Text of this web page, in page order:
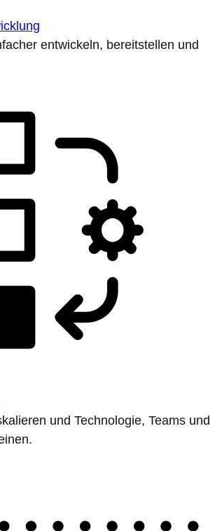
entwickeln, bereitstellen und
und Technologie, Teams und